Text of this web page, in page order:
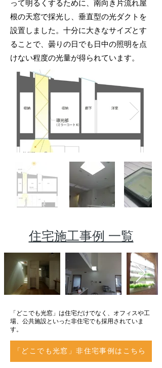
って明るくするために、南向き片流れ屋
根の天窓で採光し、垂直型の光ダクトを
設置しました。十分に大きなサイズとす
ることで、曇りの日でも日中の照明を点
けない程度の光量が得られています。
​住宅施工事例 一覧
​「どこでも光窓」は住宅だけでなく、オフィスや工
場、公共施設といった非住宅でも採用されていま
す。
「どこでも光窓」非住宅事例はこちら